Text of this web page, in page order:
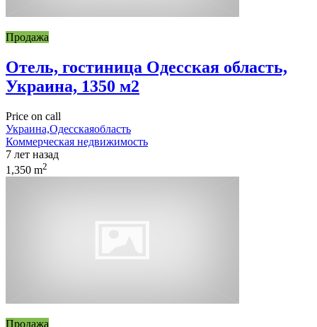
Продажа
Отель, гостиница Одесская область,
Украина, 1350 м2
Price on call
Украина,Одесскаяобласть
Коммерческая недвижимость
7 лет назад
1,350 m2
Продажа